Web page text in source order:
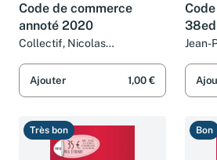
Code de commerce
annoté 2020
Collectif, Nicolas
Pascal Pisoni
Ajouter 1,00 €
Jean-
et
Très bon Bon